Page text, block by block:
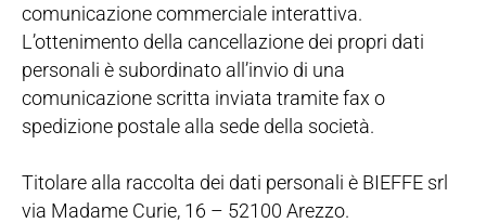
comunicazione commerciale interattiva.
L’ottenimento della cancellazione dei propri dati
personali è subordinato all’invio di una
comunicazione scritta inviata tramite fax o
spedizione postale alla sede della società.
Titolare alla raccolta dei dati personali è BIEFFE srl
via Madame Curie, 16 – 52100 Arezzo.